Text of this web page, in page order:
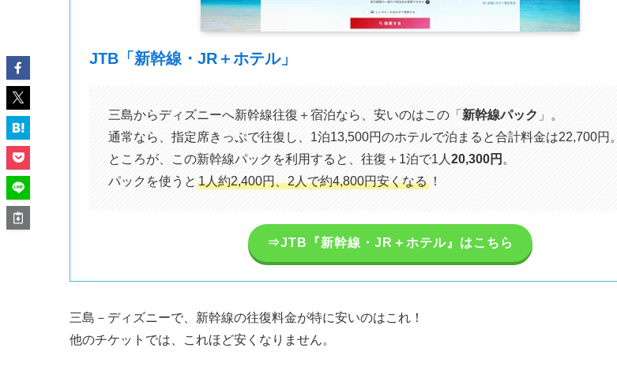
JTB「新幹線・JR＋ホテル」
三島からディズニーへ新幹線往復＋宿泊なら、安いのはこの「 新幹線パック 」。
通常なら、指定席きっぷで往復し、1泊13,500円のホテルで泊まると合計料金は22,700円。
ところが、この新幹線パックを利用すると、往復＋1泊で1人 20,300円 。
パックを使うと 1人約2,400円、2人で約4,800円安くなる ！
⇒JTB『新幹線・JR＋ホテル』はこちら
三島－ディズニーで、新幹線の往復料金が特に安いのはこれ！
他のチケットでは、これほど安くなりません。